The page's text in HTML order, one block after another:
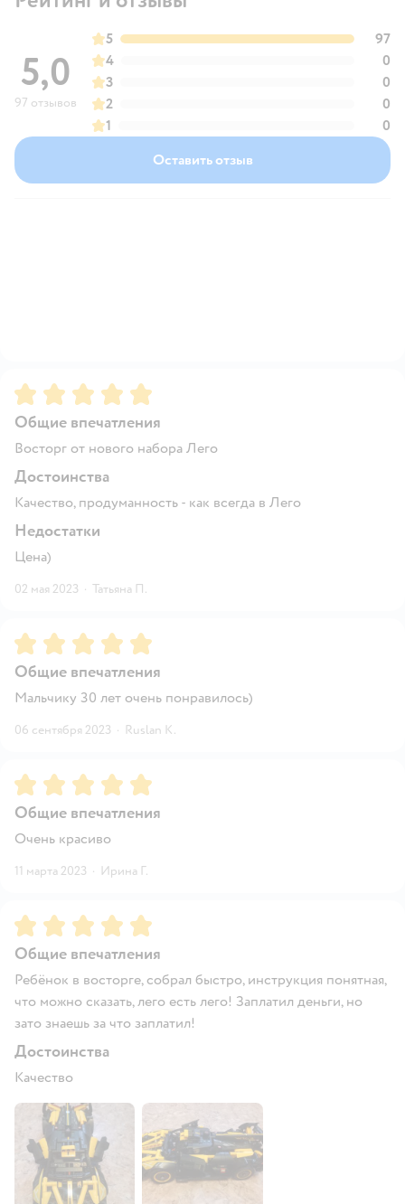
5,0
97 отзывов
5
97
4
0
3
0
2
0
1
0
Оставить отзыв
Рейтинг:5
Общие впечатления
Восторг от нового набора Лего
Достоинства
Качество, продуманность - как всегда в Лего
Недостатки
Цена)
02 мая 2023 · Татьяна П.
Рейтинг:5
Общие впечатления
Мальчику 30 лет очень понравилось)
06 сентября 2023 · Ruslan K.
Рейтинг:5
Общие впечатления
Очень красиво
11 марта 2023 · Ирина Г.
Рейтинг:5
Общие впечатления
Ребёнок в восторге, собрал быстро, инструкция понятная,
что можно сказать, лего есть лего! Заплатил деньги, но
зато знаешь за что заплатил!
Достоинства
Качество